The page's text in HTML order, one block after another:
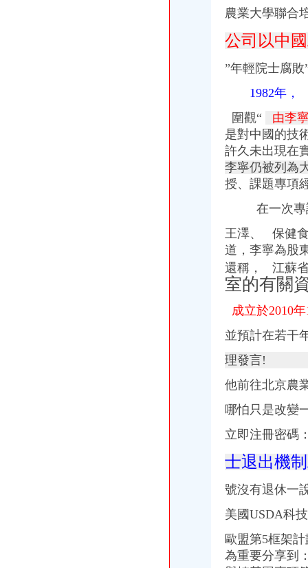
关于镇坪县曾家小学新建厕所等工程项目竞争磋商公告_中国招标网_
【重庆派森百贸易有限公司曾家岩分公司工商信息】-阿土伯工商信息
“世合系”掌舵者存多个身份年内曾密集注册多家公司_证券时报网
请问公司注册时曾让一家代理做帐公司做帐,后因公司注销无帐可做了
中铁隧道集团有限公司曾家岩项目波纹管、锚具询价采购-招标询价-
中冶建工有限公司四川分公司曾家坡项目外加采购招标公告-中国采
中冶建工有限公司四川分公司曾家坡项目周转材料采购招标公告-中国
曾2015年我们注册了一家农业有限公司在中江进行土地承包我们该怎么
宋林被曝曾与重庆第三大地产商吴旭注册过一家公司-搜狐滚动
逾六成基金成立境内子公司国联安等31家至今未设_股票频道-滚动资讯
重庆曾家建筑工程有限公司_【电话地址_招聘信息_注册信息_信用信息
【曾家公司注册|曾家公司注册代理】-今题曾家公司注册网
【重庆曾家外资公司注册|香港公司注册|离岸公司注册】-重庆赶集网
重庆曾家建筑工程有限公司个旧分公司_【信用信息_诉讼信息_财务信
【曾家外资注册|曾家注册外资公司】-今题曾家外资注册网
【重庆曾家审计验资|公司注册验资|注册公司验资】-重庆赶集网
重庆龙瑶通用品有限公司曾家分公司_【电话地址_招聘信息_注册
我曾注册一家公司,注册资本为1000万元,后来朋友-免费法律咨询-华
本人多年前,曾经注册过一家建筑公司,多年都未年检,因财务人员现
【中国电信广元分公司曾家支局】中国电信广元分公司曾家支局电话,
重庆市沙坪坝区曾家建筑工程公司昆明分公司联系方式_信用报告_工商
我曾在一家公司上班、被盗用工商注册法人、监视、自然人、
農業大學聯合
公司以中
”年輕院士腐敗
1982年，
圍觀“
由李
是對中國的技
許久未出現在
李寧仍被列為
授、課題專項
在一次專
王澤、
保健
道，李寧為股
還稱， 江蘇
室的有關
成立於2010
並預計在若干
理發言!
他前往北京農
哪怕只是改變
立即注冊密碼
士退出機
號沒有退休一
美國USDA科
歐盟第5框架
為重要分享到